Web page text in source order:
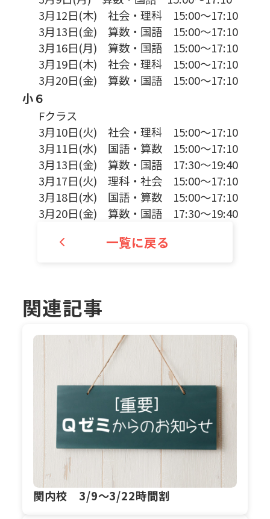
3月12日(木) 社会・理科 15:00～17:10
3月13日(金) 算数・国語 15:00～17:10
3月16日(月) 算数・国語 15:00～17:10
3月19日(木) 社会・理科 15:00～17:10
3月20日(金) 算数・国語 15:00～17:10
小６
Fクラス
3月10日(火) 社会・理科 15:00～17:10
3月11日(水) 国語・算数 15:00～17:10
3月13日(金) 算数・国語 17:30～19:40
3月17日(火) 理科・社会 15:00～17:10
3月18日(水) 国語・算数 15:00～17:10
3月20日(金) 算数・国語 17:30～19:40
一覧に戻る
関連記事
関内校 3/9～3/22時間割